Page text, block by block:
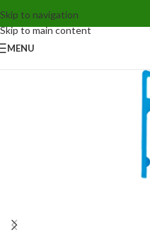
Skip to navigation
Skip to main content
MENU